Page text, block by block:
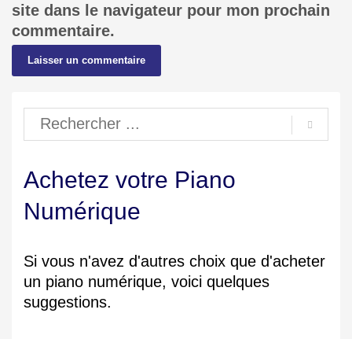
site dans le navigateur pour mon prochain
commentaire.
Achetez votre Piano
Numérique
Si vous n'avez d'autres choix que d'acheter
un piano numérique, voici quelques
suggestions.